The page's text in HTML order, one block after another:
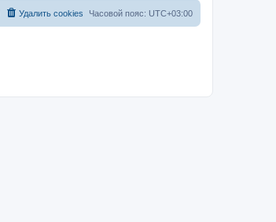
Часовой пояс: UTC+03:00
Удалить cookies